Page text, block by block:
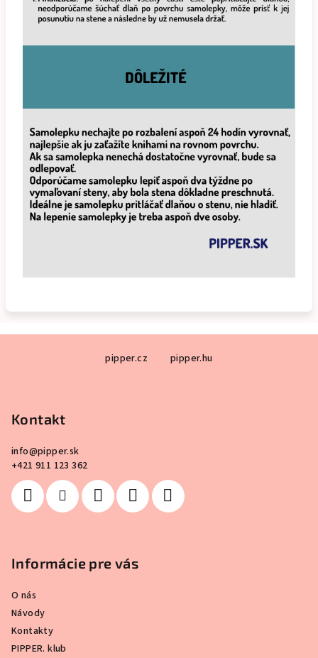
pipper.cz pipper.hu
Kontakt
info@pipper.sk
+421 911 123 362
Informácie pre vás
O nás
Návody
Kontakty
PIPPER. klub